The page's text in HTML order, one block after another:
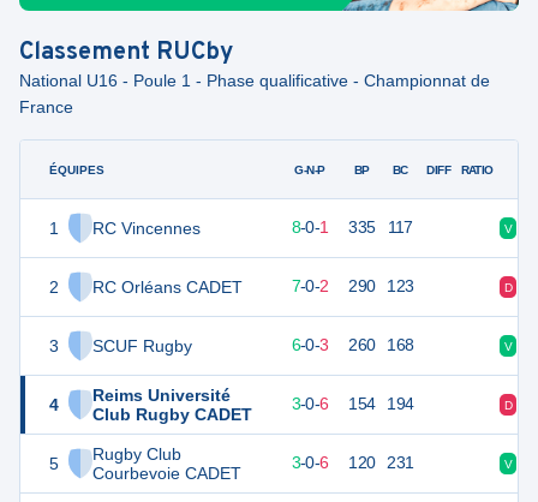
Classement RUCby
National U16 - Poule 1 - Phase qualificative - Championnat de
France
ÉQUIPES
1 RC Vincennes
2 RC Orléans CADET
3 SCUF Rugby
4
Reims Université
Club Rugby CADET
5
Rugby Club
Courbevoie CADET
G-N-P BP BC DIFF RATIO
8-0-1 335 117 V
33 7-0-2 290 123 D
6-0-3 260 168 V
14 3-0-6 154 194 D
13 3-0-6 120 231 V